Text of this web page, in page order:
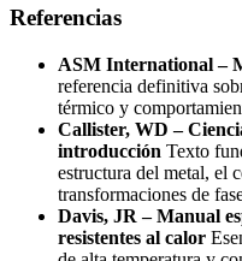
Referencias
ASM International –
referencia definitiva
térmico y
Callister, WD –
introducción Texto
estructura del metal, el
transformaciones de
Davis, JR – Manual
resistentes al calor